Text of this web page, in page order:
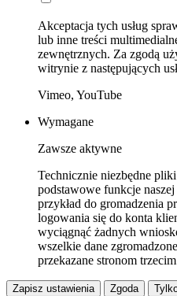
Akceptacja tych usług
lub inne treści
zewnętrznych. Za zgodą
witrynie z następujących
Vimeo, YouTube
Wymagane
Zawsze aktywne
Technicznie niezbędne
podstawowe funkcje
przykład do gromadzenia
logowania się do konta
wyciągnąć żadnych
wszelkie dane
przekazane stronom
Zapisz ustawienia Zgoda